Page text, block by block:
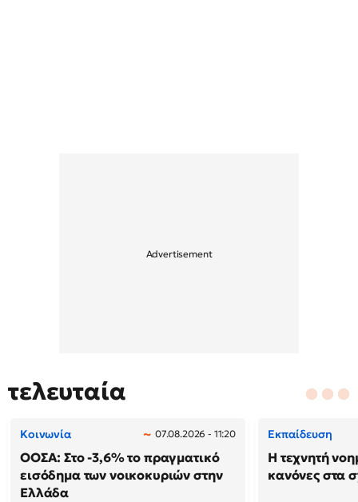
τελευταία
Κοινωνία 07.08.2026 - 11:20
ΟΟΣΑ: Στο -3,6% το πραγματικό
εισόδημα των νοικοκυριών στην
Ελλάδα
Εκπαίδευση
Η τεχνητή
κανόνες στα